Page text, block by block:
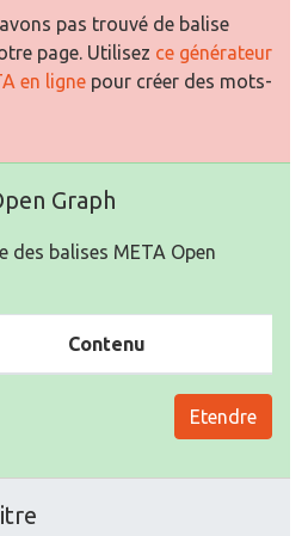
pas trouvé de balise
page. Utilisez ce générateur
en ligne pour créer des mots-
Graph
des balises META Open
Contenu
Etendre